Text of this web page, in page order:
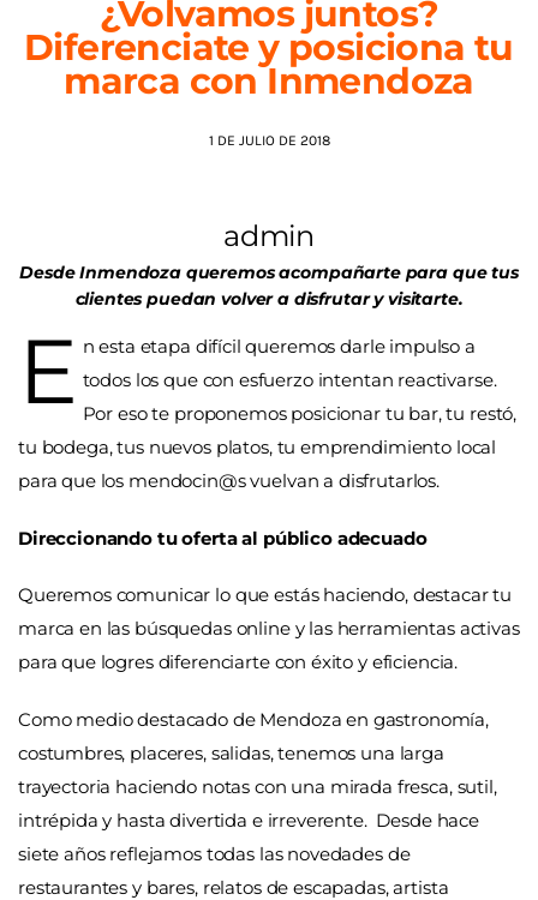
AGENDA
¿Volvamos juntos?
Diferenciate y posiciona tu
marca con Inmendoza
1 DE JULIO DE 2018
admin
Desde Inmendoza queremos acompañarte para que tus
clientes puedan volver a disfrutar y visitarte.
E n esta etapa difícil queremos darle impulso a
todos los que con esfuerzo intentan reactivarse.
Por eso te proponemos posicionar tu bar, tu restó,
tu bodega, tus nuevos platos, tu emprendimiento local
para que los mendocin@s vuelvan a disfrutarlos.
Direccionando tu oferta al público adecuado
Queremos comunicar lo que estás haciendo, destacar tu
marca en las búsquedas online y las herramientas activas
para que logres diferenciarte con éxito y eficiencia.
Como medio destacado de Mendoza en gastronomía,
costumbres, placeres, salidas, tenemos una larga
trayectoria haciendo notas con una mirada fresca, sutil,
intrépida y hasta divertida e irreverente. Desde hace
siete años reflejamos todas las novedades de
restaurantes y bares, relatos de escapadas, artista